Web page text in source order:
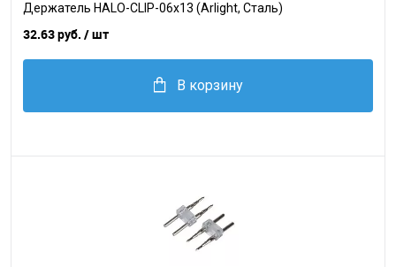
Держатель HALO-CLIP-06x13 (Arlight, Сталь)
32.63 руб. / шт
В корзину